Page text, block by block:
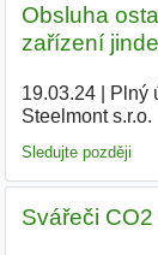
Obsluha
zařízení
19.03.24| Plný
Steelmont s.r.o.
Sledujte později
Svářeči